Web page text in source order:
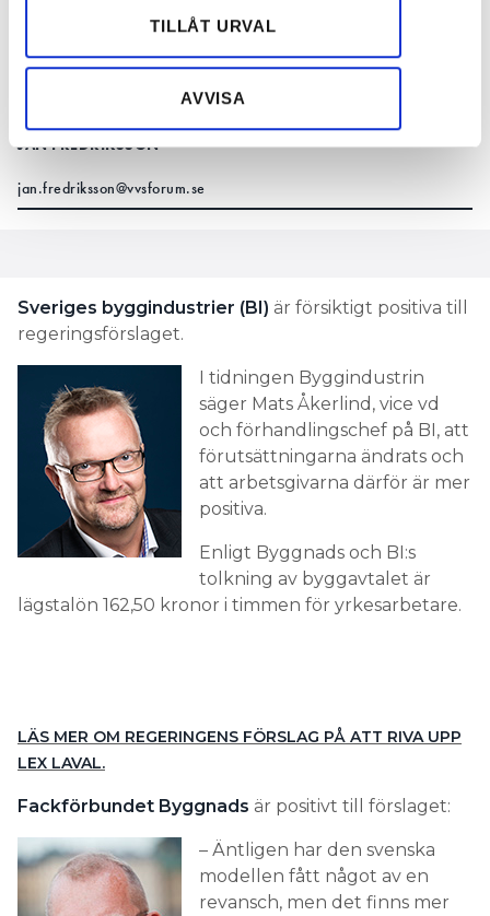
Dessa kan i sin tur kombinera informationen med annan
information som du har tillhandahållit eller som de har
samlat in när du har använt deras tjänster.
TILLÅT URVAL
AVVISA
parterna enats om hur regeringsförslaget
ska omsättas i en timlön för EU-
JAN FREDRIKSSON
jan.fredriksson@vvsforum.se
Sveriges byggindustrier (BI) är försiktigt positiva till
regeringsförslaget.
I tidningen Byggindustrin
säger Mats Åkerlind, vice vd
och förhandlingschef på BI, att
förutsättningarna ändrats och
att arbetsgivarna därför är mer
positiva.
Enligt Byggnads och BI:s
tolkning av byggavtalet är
lägstalön 162,50 kronor i timmen för yrkesarbetare.
LÄS MER OM REGERINGENS FÖRSLAG PÅ ATT RIVA UPP
LEX LAVAL.
Fackförbundet Byggnads är positivt till förslaget:
– Äntligen har den svenska
modellen fått något av en
revansch, men det finns mer